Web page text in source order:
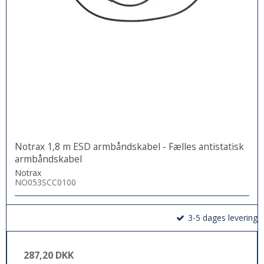
Notrax 1,8 m ESD armbåndskabel - Fælles antistatisk
armbåndskabel
Notrax
NO053SCC0100
3-5 dages levering
287,20 DKK